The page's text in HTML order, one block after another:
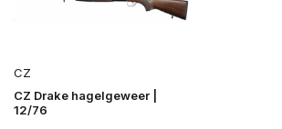
CZ
CZ Drake hagelgeweer |
12/76